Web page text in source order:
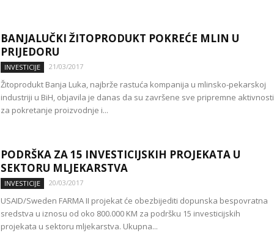
BANJALUČKI ŽITOPRODUKT POKREĆE MLIN U
PRIJEDORU
INVESTICIJE 21/03/2017
Žitoprodukt Banja Luka, najbrže rastuća kompanija u mlinsko-pekarskoj
industriji u BiH, objavila je danas da su završene sve pripremne aktivnosti
za pokretanje proizvodnje i...
PODRŠKA ZA 15 INVESTICIJSKIH PROJEKATA U
SEKTORU MLJEKARSTVA
INVESTICIJE 20/03/2017
USAID/Sweden FARMA II projekat će obezbijediti dopunska bespovratna
sredstva u iznosu od oko 800.000 KM za podršku 15 investicijskih
projekata u sektoru mljekarstva. Ukupna...